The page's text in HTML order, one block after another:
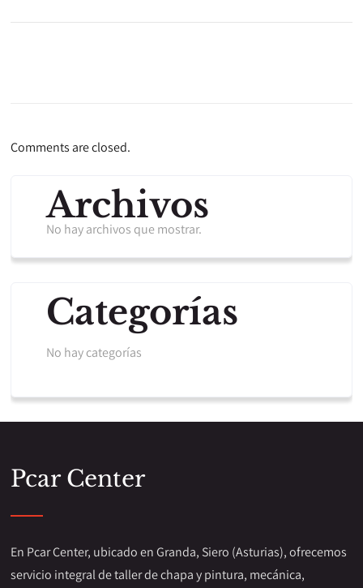
Comments are closed.
Archivos
No hay archivos que mostrar.
Categorías
No hay categorías
Pcar Center
En Pcar Center, ubicado en Granda, Siero (Asturias), ofrecemos
servicio integral de taller de chapa y pintura, mecánica,